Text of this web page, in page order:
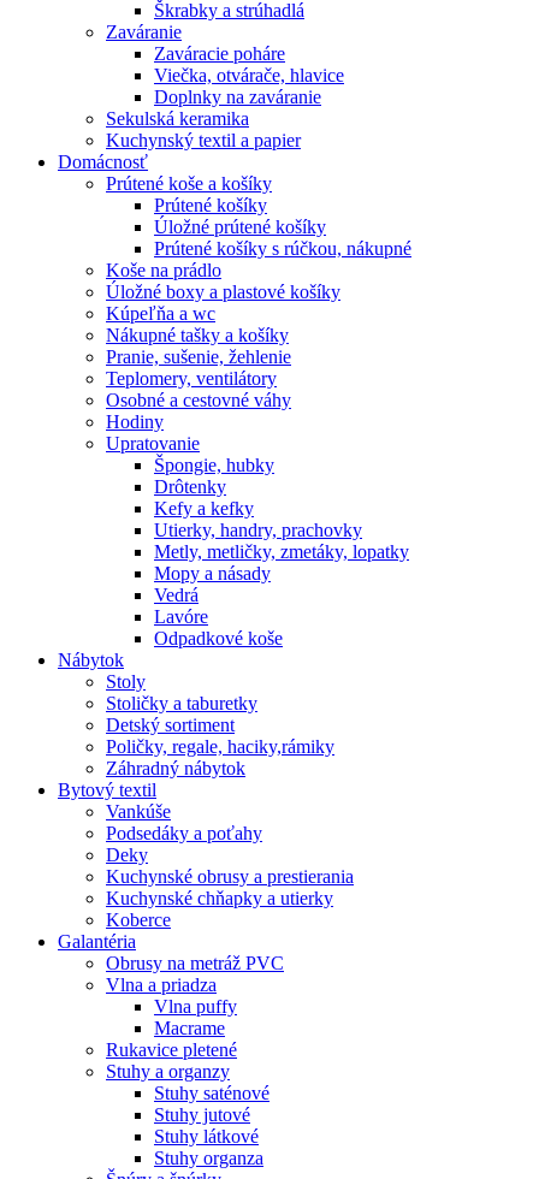
Škrabky a strúhadlá
Zaváranie
Zaváracie poháre
Viečka, otvárače, hlavice
Doplnky na zaváranie
Sekulská keramika
Kuchynský textil a papier
Domácnosť
Prútené koše a košíky
Prútené košíky
Úložné prútené košíky
Prútené košíky s rúčkou, nákupné
Koše na prádlo
Úložné boxy a plastové košíky
Kúpeľňa a wc
Nákupné tašky a košíky
Pranie, sušenie, žehlenie
Teplomery, ventilátory
Osobné a cestovné váhy
Hodiny
Upratovanie
Špongie, hubky
Drôtenky
Kefy a kefky
Utierky, handry, prachovky
Metly, metličky, zmetáky, lopatky
Mopy a násady
Vedrá
Lavóre
Odpadkové koše
Nábytok
Stoly
Stoličky a taburetky
Detský sortiment
Poličky, regale, haciky,rámiky
Záhradný nábytok
Bytový textil
Vankúše
Podsedáky a poťahy
Deky
Kuchynské obrusy a prestierania
Kuchynské chňapky a utierky
Koberce
Galantéria
Obrusy na metráž PVC
Vlna a priadza
Vlna puffy
Macrame
Rukavice pletené
Stuhy a organzy
Stuhy saténové
Stuhy jutové
Stuhy látkové
Stuhy organza